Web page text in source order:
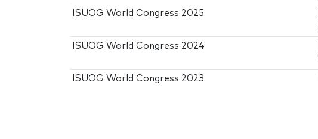
ISUOG World Congress 2025
ISUOG World Congress 2024
ISUOG World Congress 2023